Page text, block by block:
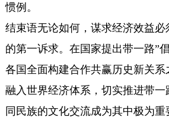
惯例。
结束语无论如何，谋求经济效益必
的第一诉求。在国家提出带一路”
各国全面构建合作共赢历史新关
融入世界经济体系，切实推进带一
同民族的文化交流成为其中极为